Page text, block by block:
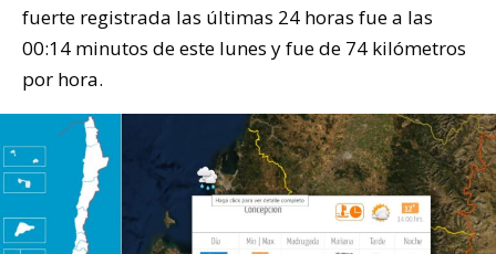
fuerte registrada las últimas 24 horas fue a las
00:14 minutos de este lunes y fue de 74 kilómetros
por hora.